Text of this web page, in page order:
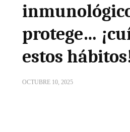
protege…
estos
OCTUBRE 10, 2025